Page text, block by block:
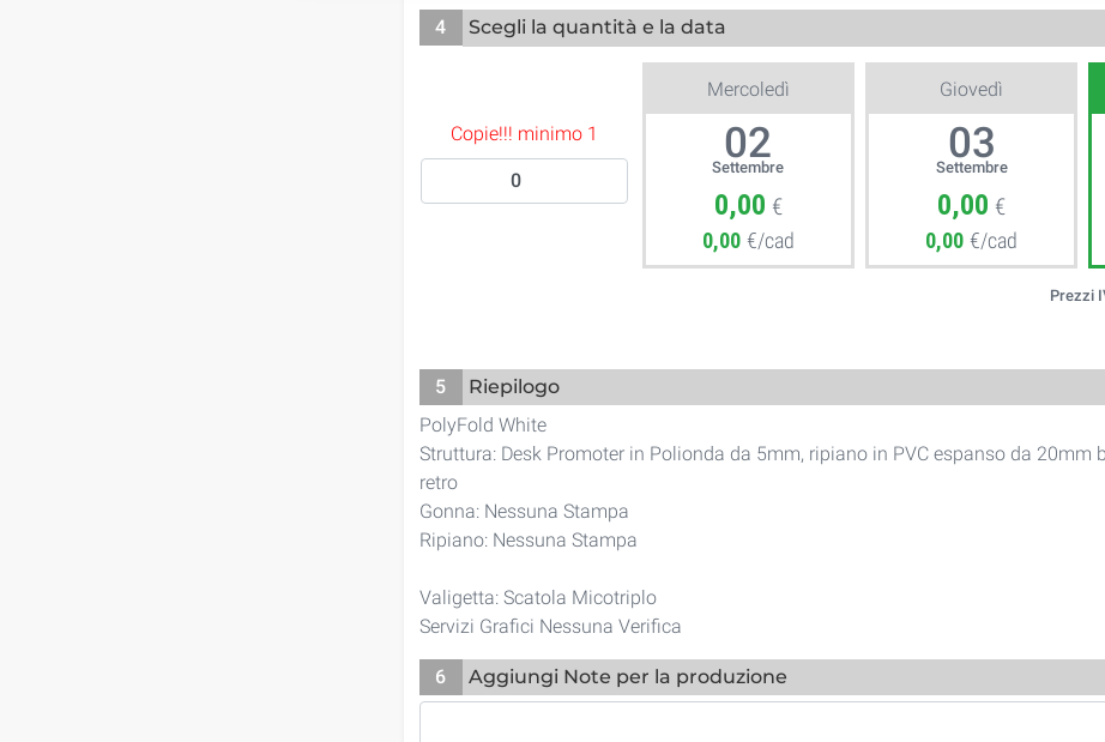
4 Scegli la quantità e la data
Copie!!! minimo 1
Mercoledì
02
Settembre
0,00 €
0,00 €/cad
Giovedì
03
Settembre
0,00 €
0,00 €/cad
Prezzi
5
Riepilogo
PolyFold White
Struttura: Desk Promoter in Polionda da 5mm, ripiano in PVC espanso da 20mm
retro
Gonna: Nessuna Stampa
Ripiano: Nessuna Stampa
Valigetta: Scatola Micotriplo
Servizi Grafici Nessuna Verifica
6 Aggiungi Note per la produzione